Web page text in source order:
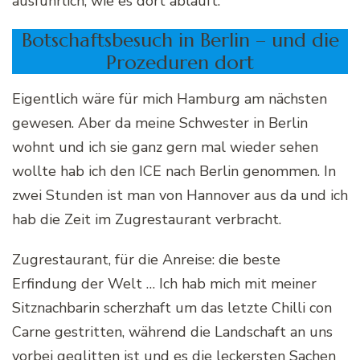
Botschaftsbesuch in Berlin – und die
Prozeduren dort
Eigentlich wäre für mich Hamburg am nächsten
gewesen. Aber da meine Schwester in Berlin
wohnt und ich sie ganz gern mal wieder sehen
wollte hab ich den ICE nach Berlin genommen. In
zwei Stunden ist man von Hannover aus da und ich
hab die Zeit im Zugrestaurant verbracht.
Zugrestaurant, für die Anreise: die beste
Erfindung der Welt … Ich hab mich mit meiner
Sitznachbarin scherzhaft um das letzte Chilli con
Carne gestritten, während die Landschaft an uns
vorbei geglitten ist und es die leckersten Sachen